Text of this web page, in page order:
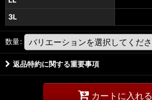
3L
数量:
返品特約に関する重要事項
カートに入れる